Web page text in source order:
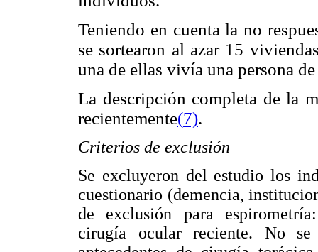
Teniendo en cuenta la no
se sortearon al azar 15
una de ellas vivía una persona
La descripción completa de la
recientemente(7).
Criterios de exclusión
Se excluyeron del estudio los
cuestionario (demencia,
de exclusión para
cirugía ocular reciente. No